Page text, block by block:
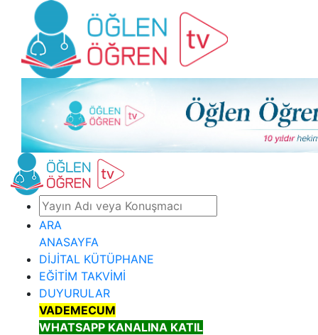
ARA
ANASAYFA
DİJİTAL KÜTÜPHANE
EĞİTİM TAKVİMİ
DUYURULAR
VADEMECUM
WHATSAPP KANALINA KATIL